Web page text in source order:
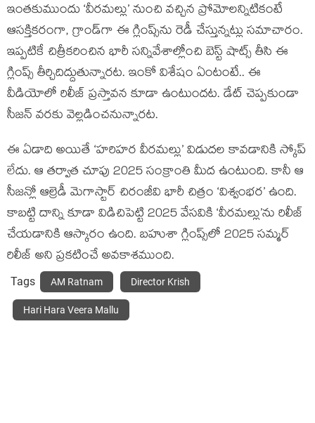
ఇంతకుముందు ‘వీరమల్లు’ నుంచి వచ్చిన ప్రోమోలన్నిటికంటే
ఆసక్తికరంగా, గ్రాండ్‌గా ఈ గ్లింప్స్‌ను రెడీ చేస్తున్నట్లు సమాచారం.
ఇప్పటికే చిత్రీకరించిన భారీ సన్నివేశాల్లోంచి బెస్ట్ షాట్స్ తీసి ఈ
గ్లింప్స్ తీర్చిదిద్దుతున్నారట. ఇంకో విశేషం ఏంటంటే.. ఈ
వీడియోలో రిలీజ్ ప్రస్తావన కూడా ఉంటుందట. డేట్ చెప్పకుండా
సీజన్ వరకు వెల్లడించనున్నారట.
ఈ ఏడాది అయితే ‘హరిహర వీరమల్లు’ విడుదల కావడానికి స్కోప్
లేదు. ఆ తర్వాత చూపు 2025 సంక్రాంతి మీద ఉంటుంది. కానీ ఆ
సీజన్లో ఆల్రెడీ మెగాస్టార్ చిరంజీవి భారీ చిత్రం ‘విశ్వంభర’ ఉంది.
కాబట్టి దాన్ని కూడా విడిచిపెట్టి 2025 వేసవికి ‘వీరమల్లు’ను రిలీజ్
చేయడానికి ఆస్కారం ఉంది. బహుశా గ్లింప్స్‌లో 2025 సమ్మర్
రిలీజ్ అని ప్రకటించే అవకాశముంది.
Tags AM Ratnam Director Krish
Hari Hara Veera Mallu